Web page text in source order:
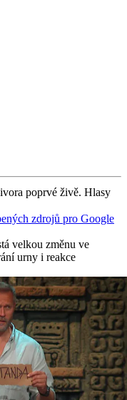
poprvé živě. Hlasy
zdrojů pro Google
velkou změnu ve
urny i reakce